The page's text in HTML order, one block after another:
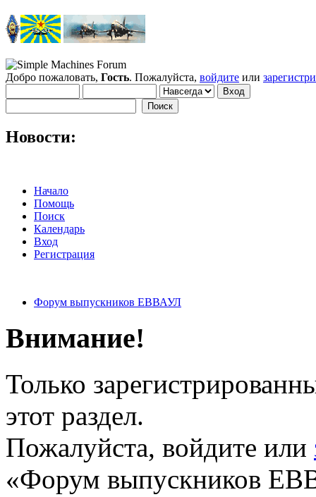
Добро пожаловать, Гость. Пожалуйста, войдите или
Новости:
Начало
Помощь
Поиск
Календарь
Вход
Регистрация
Форум выпускников ЕВВАУЛ
Внимание!
Только
этот раздел.
Пожалуйста, войдите или
«Форум выпускников